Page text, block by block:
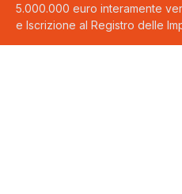
5.000.000 euro interamente
e Iscrizione al Registro delle